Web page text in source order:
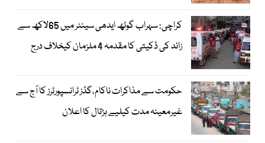
کراچی: سہراب گوٹھ ایدھی سینٹر میں 65لاکھ سے
زائد کی ڈکیتی کا مقدمہ 4 ملزمان کیخلاف درج
حکومت سے مذاکرات ناکام،گڈز ٹرانسپورٹرز کا آج سے
غیرمعینہ مدت کیلیے ہڑتال کا اعلان